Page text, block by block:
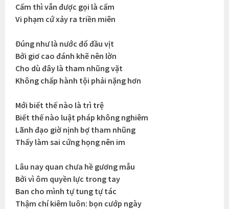
Cấm thì vẫn được gọi là cấm
Vi phạm cứ xảy ra triền miên
Đúng như là nước đổ đầu vịt
Bởi giơ cao đánh khẽ nên lờn
Cho dù đây là tham nhũng vặt
Không chấp hành tội phải nặng hơn
Mới biết thế nào là trì trệ
Biết thế nào luật pháp không nghiêm
Lãnh đạo giờ nịnh bợ tham nhũng
Thấy làm sai cứng họng nên im
Lâu nay quan chưa hề gương mẫu
Bởi vì ôm quyền lực trong tay
Ban cho mình tự tung tự tác
Thậm chí kiêm luôn: bọn cướp ngày